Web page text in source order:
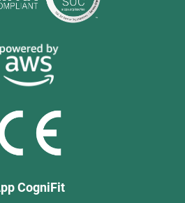
CogniFit